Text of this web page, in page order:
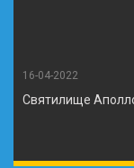
16-04-2022
Святилище